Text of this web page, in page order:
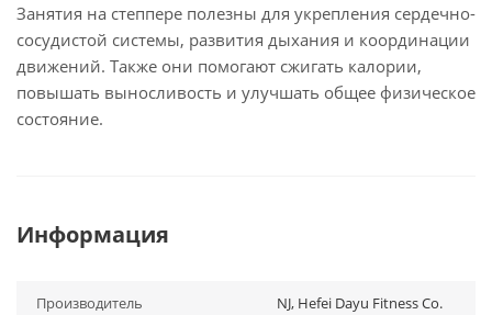
Занятия на степпере полезны для укрепления сердечно-
сосудистой системы, развития дыхания и координации
движений. Также они помогают сжигать калории,
повышать выносливость и улучшать общее физическое
состояние.
Информация
Производитель
NJ, Hefei Dayu Fitness Co.